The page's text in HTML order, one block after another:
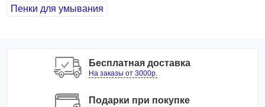
Пенки для умывания
Бесплатная доставка
На заказы от 3000р.
Подарки при покупке